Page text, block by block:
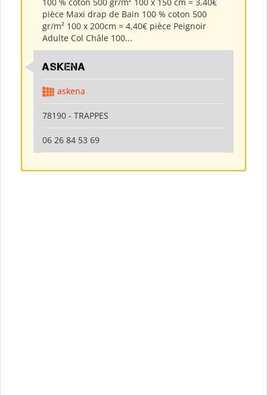
100 % coton 500 gr/m² 100 x 150 cm = 3,40€
pièce Maxi drap de Bain 100 % coton 500
gr/m² 100 x 200cm = 4,40€ pièce Peignoir
Adulte Col Châle 100...
ASKENA
askena
78190 - TRAPPES
06 26 84 53 69